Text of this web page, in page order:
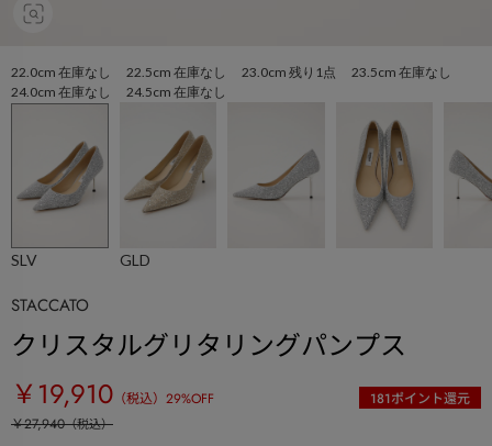
22.0cm 在庫なし 22.5cm 在庫なし 23.0cm 残り1点 23.5cm 在庫なし
24.0cm 在庫なし 24.5cm 在庫なし
SLV GLD
STACCATO
クリスタルグリタリングパンプス
￥19,910 （税込） 29%OFF 181ポイント還元
￥27,940（税込）